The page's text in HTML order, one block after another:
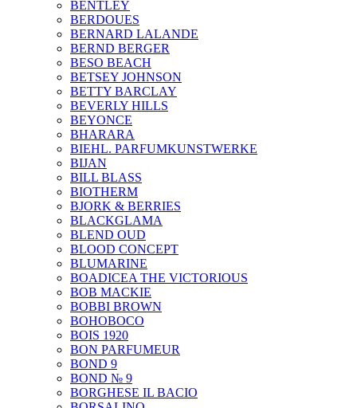
BENTLEY
BERDOUES
BERNARD LALANDE
BERND BERGER
BESO BEACH
BETSEY JOHNSON
BETTY BARCLAY
BEVERLY HILLS
BEYONCE
BHARARA
BIEHL. PARFUMKUNSTWERKE
BIJAN
BILL BLASS
BIOTHERM
BJORK & BERRIES
BLACKGLAMA
BLEND OUD
BLOOD CONCEPT
BLUMARINE
BOADICEA THE VICTORIOUS
BOB MACKIE
BOBBI BROWN
BOHOBOCO
BOIS 1920
BON PARFUMEUR
BOND 9
BOND № 9
BORGHESE IL BACIO